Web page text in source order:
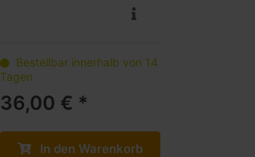
Bestellbar innerhalb von 14
Tagen
36,00 € *
In den Warenkorb